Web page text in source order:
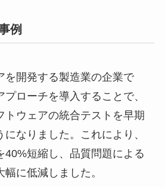
例
を開発する製造業の企業で
ローチを導入することで、
トウェアの統合テストを早期
なりました。これにより、
40%短縮し、品質問題による
に低減しました。